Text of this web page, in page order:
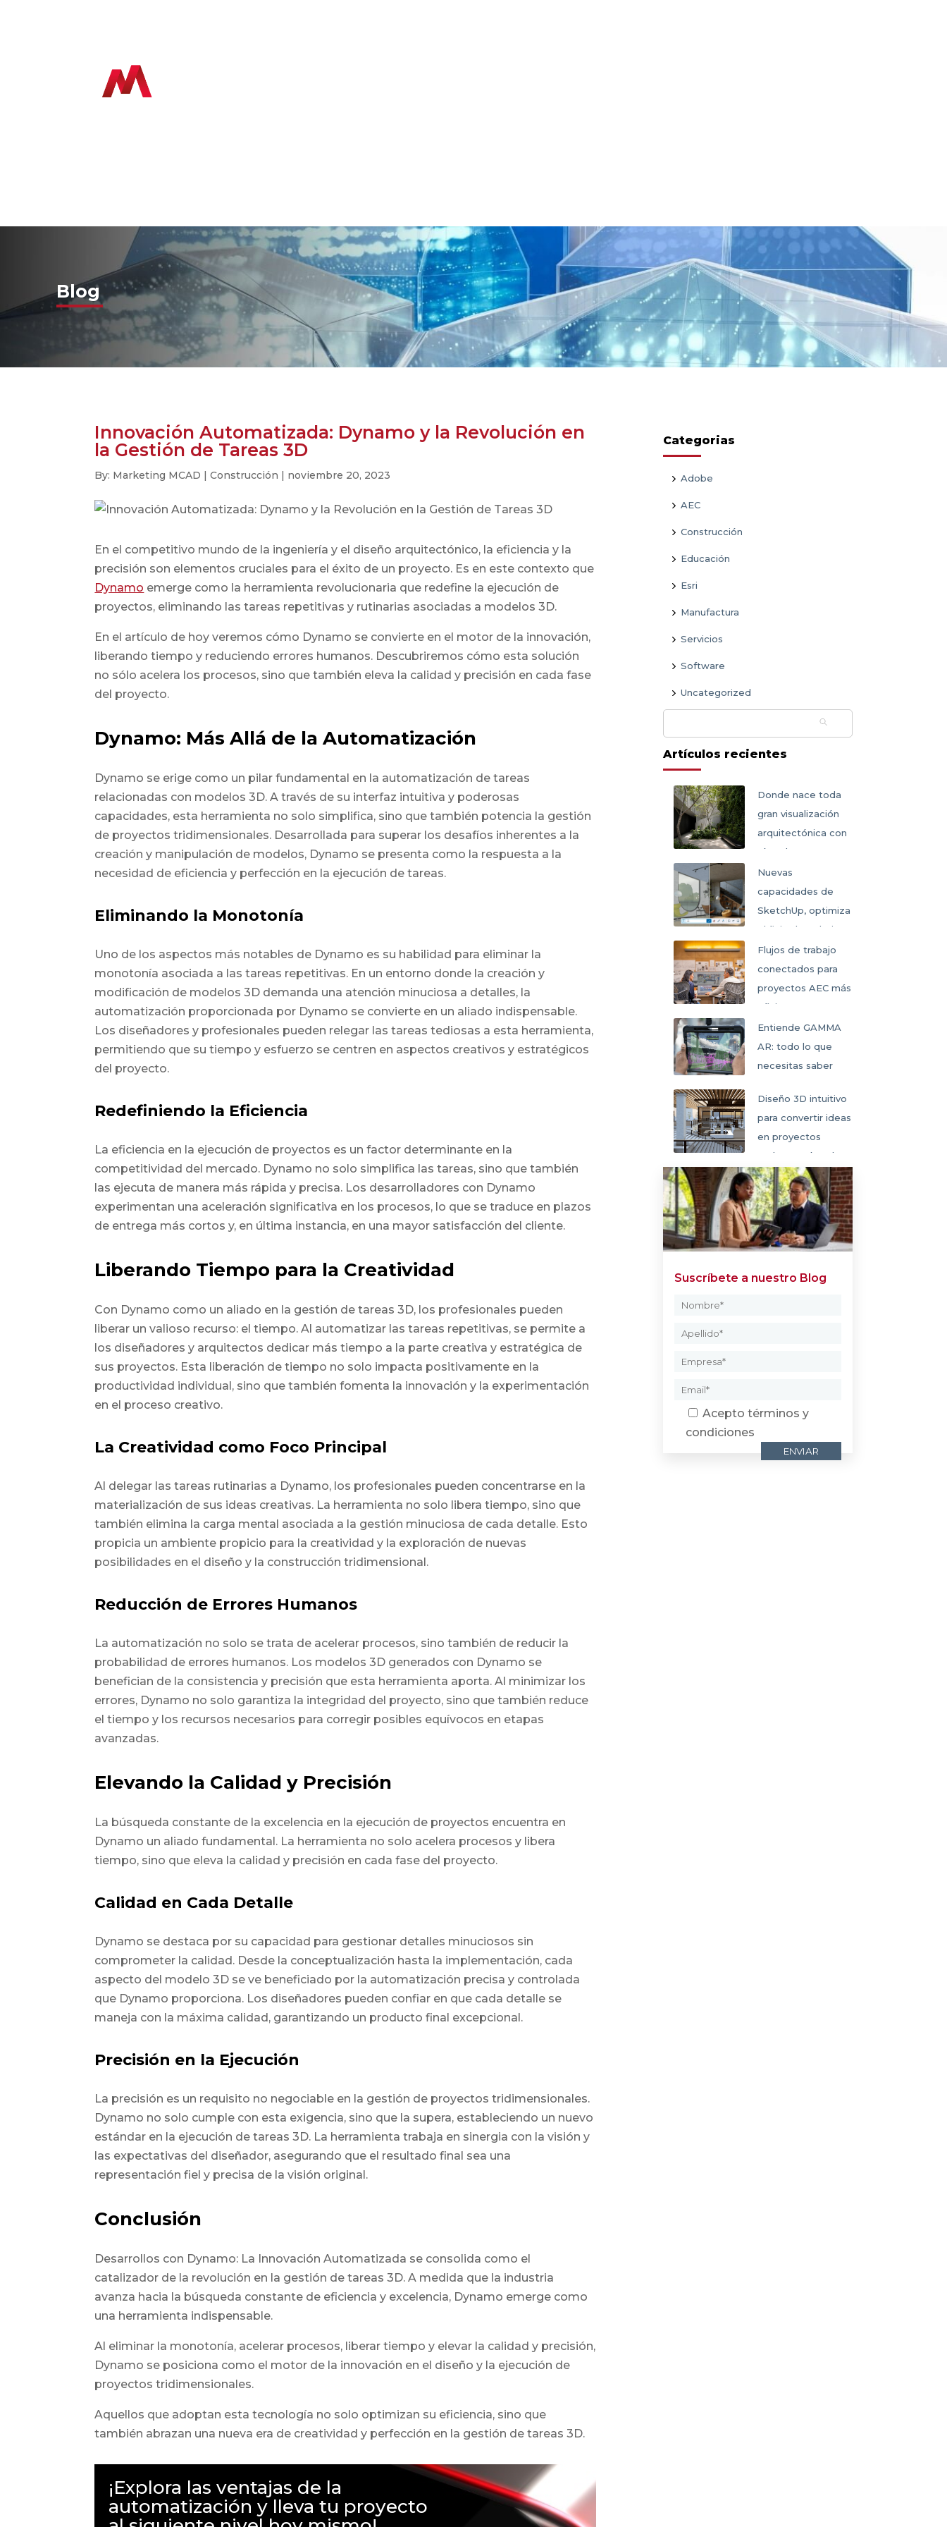
Blog
Innovación Automatizada: Dynamo y la Revolución en
la Gestión de Tareas 3D
By: Marketing MCAD | Construcción | noviembre 20, 2023
En el competitivo mundo de la ingeniería y el diseño arquitectónico, la eficiencia y la
precisión son elementos cruciales para el éxito de un proyecto. Es en este contexto que
Dynamo emerge como la herramienta revolucionaria que redefine la ejecución de
proyectos, eliminando las tareas repetitivas y rutinarias asociadas a modelos 3D.
En el artículo de hoy veremos cómo Dynamo se convierte en el motor de la innovación,
liberando tiempo y reduciendo errores humanos. Descubriremos cómo esta solución
no sólo acelera los procesos, sino que también eleva la calidad y precisión en cada fase
del proyecto.
Dynamo: Más Allá de la Automatización
Dynamo se erige como un pilar fundamental en la automatización de tareas
relacionadas con modelos 3D. A través de su interfaz intuitiva y poderosas
capacidades, esta herramienta no solo simplifica, sino que también potencia la gestión
de proyectos tridimensionales. Desarrollada para superar los desafíos inherentes a la
creación y manipulación de modelos, Dynamo se presenta como la respuesta a la
necesidad de eficiencia y perfección en la ejecución de tareas.
Eliminando la Monotonía
Uno de los aspectos más notables de Dynamo es su habilidad para eliminar la
monotonía asociada a las tareas repetitivas. En un entorno donde la creación y
modificación de modelos 3D demanda una atención minuciosa a detalles, la
automatización proporcionada por Dynamo se convierte en un aliado indispensable.
Los diseñadores y profesionales pueden relegar las tareas tediosas a esta herramienta,
permitiendo que su tiempo y esfuerzo se centren en aspectos creativos y estratégicos
del proyecto.
Redefiniendo la Eficiencia
La eficiencia en la ejecución de proyectos es un factor determinante en la
competitividad del mercado. Dynamo no solo simplifica las tareas, sino que también
las ejecuta de manera más rápida y precisa. Los desarrolladores con Dynamo
experimentan una aceleración significativa en los procesos, lo que se traduce en plazos
de entrega más cortos y, en última instancia, en una mayor satisfacción del cliente.
Liberando Tiempo para la Creatividad
Con Dynamo como un aliado en la gestión de tareas 3D, los profesionales pueden
liberar un valioso recurso: el tiempo. Al automatizar las tareas repetitivas, se permite a
los diseñadores y arquitectos dedicar más tiempo a la parte creativa y estratégica de
sus proyectos. Esta liberación de tiempo no solo impacta positivamente en la
productividad individual, sino que también fomenta la innovación y la experimentación
en el proceso creativo.
La Creatividad como Foco Principal
Al delegar las tareas rutinarias a Dynamo, los profesionales pueden concentrarse en la
materialización de sus ideas creativas. La herramienta no solo libera tiempo, sino que
también elimina la carga mental asociada a la gestión minuciosa de cada detalle. Esto
propicia un ambiente propicio para la creatividad y la exploración de nuevas
posibilidades en el diseño y la construcción tridimensional.
Reducción de Errores Humanos
La automatización no solo se trata de acelerar procesos, sino también de reducir la
probabilidad de errores humanos. Los modelos 3D generados con Dynamo se
benefician de la consistencia y precisión que esta herramienta aporta. Al minimizar los
errores, Dynamo no solo garantiza la integridad del proyecto, sino que también reduce
el tiempo y los recursos necesarios para corregir posibles equívocos en etapas
avanzadas.
Elevando la Calidad y Precisión
La búsqueda constante de la excelencia en la ejecución de proyectos encuentra en
Dynamo un aliado fundamental. La herramienta no solo acelera procesos y libera
tiempo, sino que eleva la calidad y precisión en cada fase del proyecto.
Calidad en Cada Detalle
Dynamo se destaca por su capacidad para gestionar detalles minuciosos sin
comprometer la calidad. Desde la conceptualización hasta la implementación, cada
aspecto del modelo 3D se ve beneficiado por la automatización precisa y controlada
que Dynamo proporciona. Los diseñadores pueden confiar en que cada detalle se
maneja con la máxima calidad, garantizando un producto final excepcional.
Precisión en la Ejecución
La precisión es un requisito no negociable en la gestión de proyectos tridimensionales.
Dynamo no solo cumple con esta exigencia, sino que la supera, estableciendo un nuevo
estándar en la ejecución de tareas 3D. La herramienta trabaja en sinergia con la visión y
las expectativas del diseñador, asegurando que el resultado final sea una
representación fiel y precisa de la visión original.
Conclusión
Desarrollos con Dynamo: La Innovación Automatizada se consolida como el
catalizador de la revolución en la gestión de tareas 3D. A medida que la industria
avanza hacia la búsqueda constante de eficiencia y excelencia, Dynamo emerge como
una herramienta indispensable.
Al eliminar la monotonía, acelerar procesos, liberar tiempo y elevar la calidad y precisión,
Dynamo se posiciona como el motor de la innovación en el diseño y la ejecución de
proyectos tridimensionales.
Aquellos que adoptan esta tecnología no solo optimizan su eficiencia, sino que
también abrazan una nueva era de creatividad y perfección en la gestión de tareas 3D.
¡Explora las ventajas de la
automatización y lleva tu proyecto
Categorias
Adobe
AEC
Construcción
Educación
Esri
Manufactura
Servicios
Software
Uncategorized
Artículos recientes
Donde nace toda
gran visualización
arquitectónica con
SketchUp
Nuevas
capacidades de
SketchUp, optimiza
el flujo de trabajo
colaborativo
Flujos de trabajo
conectados para
proyectos AEC más
eficientes
Entiende GAMMA
AR: todo lo que
necesitas saber
Diseño 3D intuitivo
para convertir ideas
en proyectos
reales en SketchUp
Suscríbete a nuestro Blog
Acepto términos y
condiciones